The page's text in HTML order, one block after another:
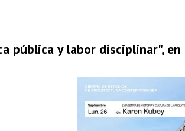
pública y labor disciplinar", en